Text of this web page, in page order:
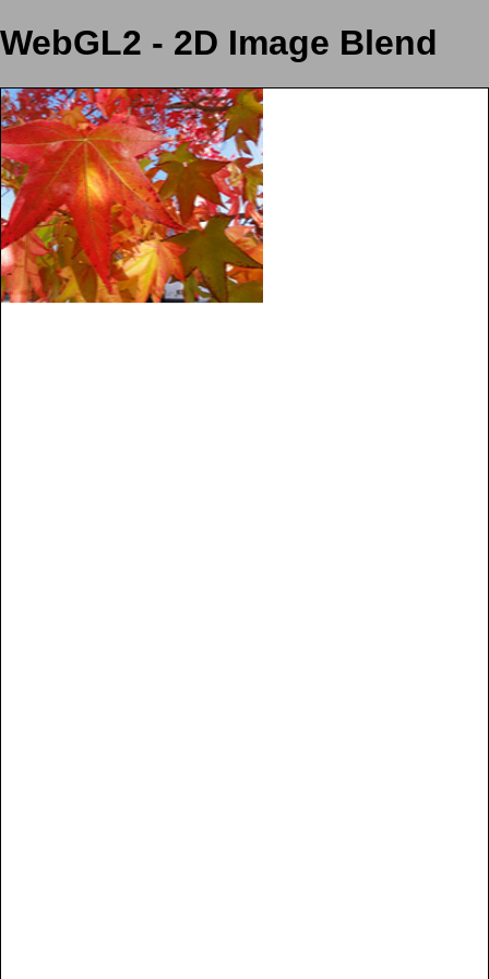
WebGL2 - 2D Image Blend